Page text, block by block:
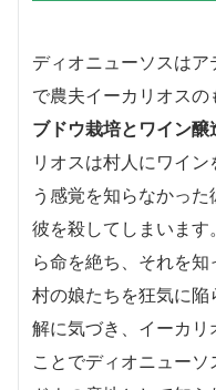
ディオニューソスは
で農夫イーカリオス
ブドウ栽培とワイン醸
リオスは村人にワイ
う感覚を知らなかった
彼を殺してしまいま
ら命を絶ち、それを
村の娘たちを狂気に
解に気づき、イーカ
ことでディオニュー